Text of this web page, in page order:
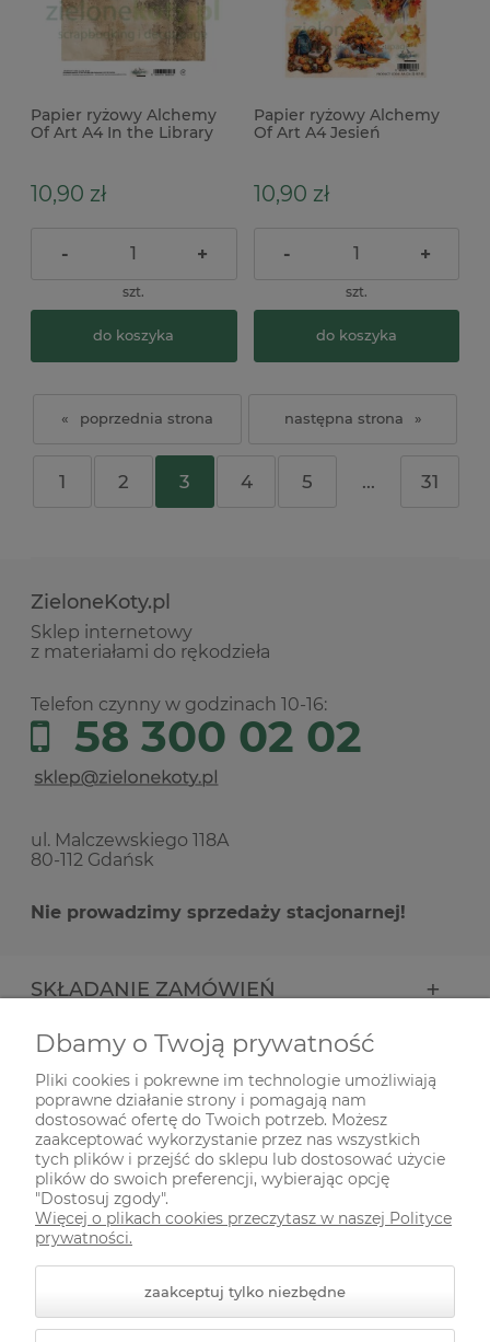
Papier ryżowy Alchemy
Of Art A4 In the Library
10,90 zł
- +
szt.
do koszyka
Papier ryżowy Alchemy
Of Art A4 Jesień
10,90 zł
- +
szt.
do koszyka
«
1 2 3 4 5 ... 31
»
ZieloneKoty.pl
Sklep internetowy
z materiałami do rękodzieła
Telefon czynny w godzinach 10-16:
58 300 02 02
ul. Malczewskiego 118A
80-112 Gdańsk
Nie prowadzimy sprzedaży stacjonarnej!
SKŁADANIE ZAMÓWIEŃ
INFORMACJE
ODWIEDŹ NAS NA
Dbamy o Twoją prywatność
Pliki cookies i pokrewne im technologie umożliwiają
poprawne działanie strony i pomagają nam
dostosować ofertę do Twoich potrzeb. Możesz
zaakceptować wykorzystanie przez nas wszystkich
tych plików i przejść do sklepu lub dostosować użycie
plików do swoich preferencji, wybierając opcję
"Dostosuj zgody".
Więcej o plikach cookies przeczytasz w naszej Polityce
prywatności.
zaakceptuj tylko niezbędne